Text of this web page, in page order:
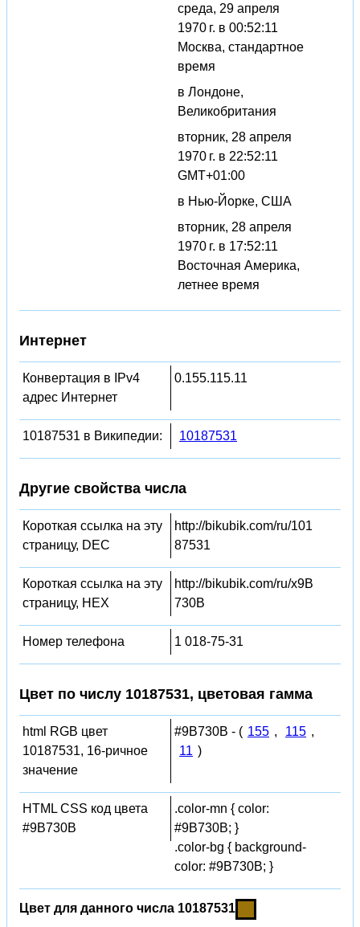
среда, 29 апреля
1970 г. в 00:52:11
Москва, стандартное
время
в Лондоне,
Великобритания
вторник, 28 апреля
1970 г. в 22:52:11
GMT+01:00
в Нью-Йорке, США
вторник, 28 апреля
1970 г. в 17:52:11
Восточная Америка,
летнее время
Интернет
Конвертация в IPv4
адрес Интернет
0.155.115.11
10187531 в Википедии: 10187531
Другие свойства числа
Короткая ссылка на эту
страницу, DEC
http://bikubik.com/ru/101
87531
Короткая ссылка на эту
страницу, HEX
http://bikubik.com/ru/x9B
730B
Номер телефона 1 018-75-31
Цвет по числу 10187531, цветовая гамма
html RGB цвет
10187531, 16-ричное
значение
#9B730B - ( 155 , 115 ,
11 )
HTML CSS код цвета
#9B730B
.color-mn { color:
#9B730B; }
.color-bg { background-
color: #9B730B; }
Цвет для данного числа 10187531